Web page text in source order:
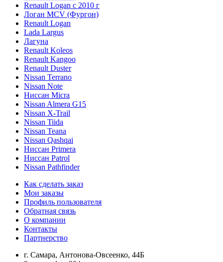
Renault Logan c 2010 г
Логан МСV (Фургон)
Renault Logan
Lada Largus
Лагуна
Renault Koleos
Renault Kangoo
Renault Duster
Nissan Terrano
Nissan Note
Ниссан Micra
Nissan Almera G15
Nissan X-Trail
Nissan Tiida
Nissan Teana
Nissan Qashqai
Ниссан Primera
Ниссан Patrol
Nissan Pathfinder
Как сделать заказ
Мои заказы
Профиль пользователя
Обратная связь
О компании
Контакты
Партнерство
г. Самара, Антонова-Овсеенко, 44Б